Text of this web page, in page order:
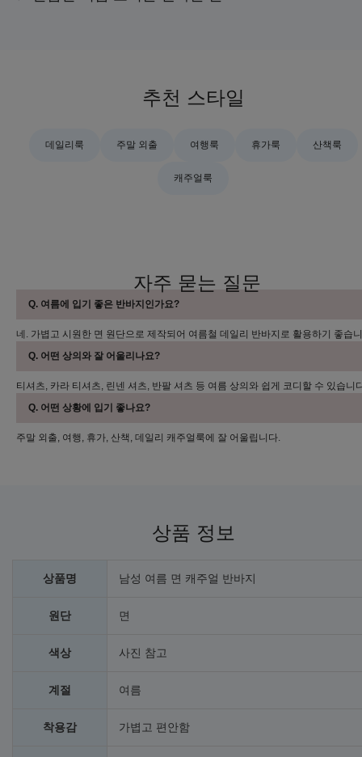
추천 스타일
데일리룩 주말 외출 여행룩 휴가룩 산책룩
캐주얼룩
자주 묻는 질문
Q. 여름에 입기 좋은 반바지인가요?
네. 가볍고 시원한 면 원단으로 제작되어 여름철 데일리 반바지로 활용하기 좋습
Q. 어떤 상의와 잘 어울리나요?
티셔츠, 카라 티셔츠, 린넨 셔츠, 반팔 셔츠 등 여름 상의와 쉽게 코디할 수 있습니
Q. 어떤 상황에 입기 좋나요?
주말 외출, 여행, 휴가, 산책, 데일리 캐주얼룩에 잘 어울립니다.
상품 정보
상품명 남성 여름 면 캐주얼 반바지
원단 면
색상 사진 참고
계절 여름
착용감 가볍고 편안함